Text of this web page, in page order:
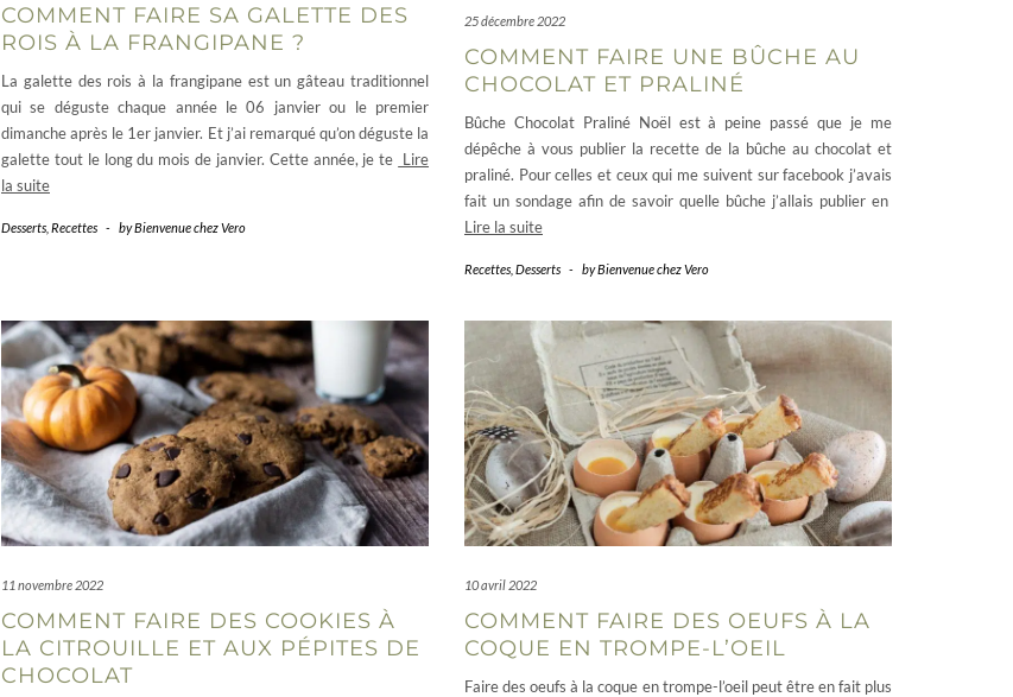
COMMENT FAIRE SA GALETTE DES
ROIS À LA FRANGIPANE ?
La galette des rois à la frangipane est un gâteau traditionnel
qui se déguste chaque année le 06 janvier ou le premier
dimanche après le 1er janvier. Et j’ai remarqué qu’on déguste la
galette tout le long du mois de janvier. Cette année, je te Lire
la suite
Desserts Recettes - byBienvenue chez Vero
25 décembre 2022
COMMENT FAIRE UNE BÛCHE AU
CHOCOLAT ET PRALINÉ
Bûche Chocolat Praliné Noël est à peine passé que je me
dépêche à vous publier la recette de la bûche au chocolat et
praliné. Pour celles et ceux qui me suivent sur facebook j’avais
fait un sondage afin de savoir quelle bûche j’allais publier en
Lire la suite
Recettes Desserts - byBienvenue chez Vero
11 novembre 2022
COMMENT FAIRE DES COOKIES À
LA CITROUILLE ET AUX PÉPITES DE
CHOCOLAT
10 avril 2022
COMMENT FAIRE DES OEUFS À LA
COQUE EN TROMPE-L’OEIL
Faire des oeufs à la coque en trompe-l’oeil peut être en fait plus